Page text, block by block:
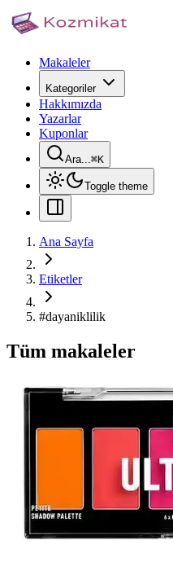
Makaleler
Kategoriler
Hakkımızda
Yazarlar
Kuponlar
Ara...⌘K
Toggle theme
Ana Sayfa
Etiketler
#dayaniklilik
Tüm makaleler